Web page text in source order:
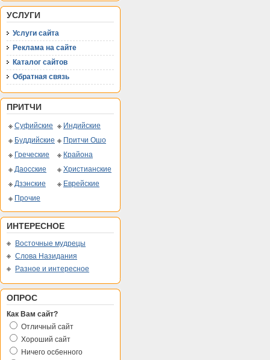
УСЛУГИ
Услуги сайта
Реклама на сайте
Каталог сайтов
Обратная связь
ПРИТЧИ
Суфийские
Индийские
Буддийские
Притчи Ошо
Греческие
Крайона
Даосские
Христианские
Дзэнские
Еврейские
Прочие
ИНТЕРЕСНОЕ
Восточные мудрецы
Слова Назидания
Разное и интересное
ОПРОС
Как Вам сайт?
Отличный сайт
Хороший сайт
Ничего осбенного